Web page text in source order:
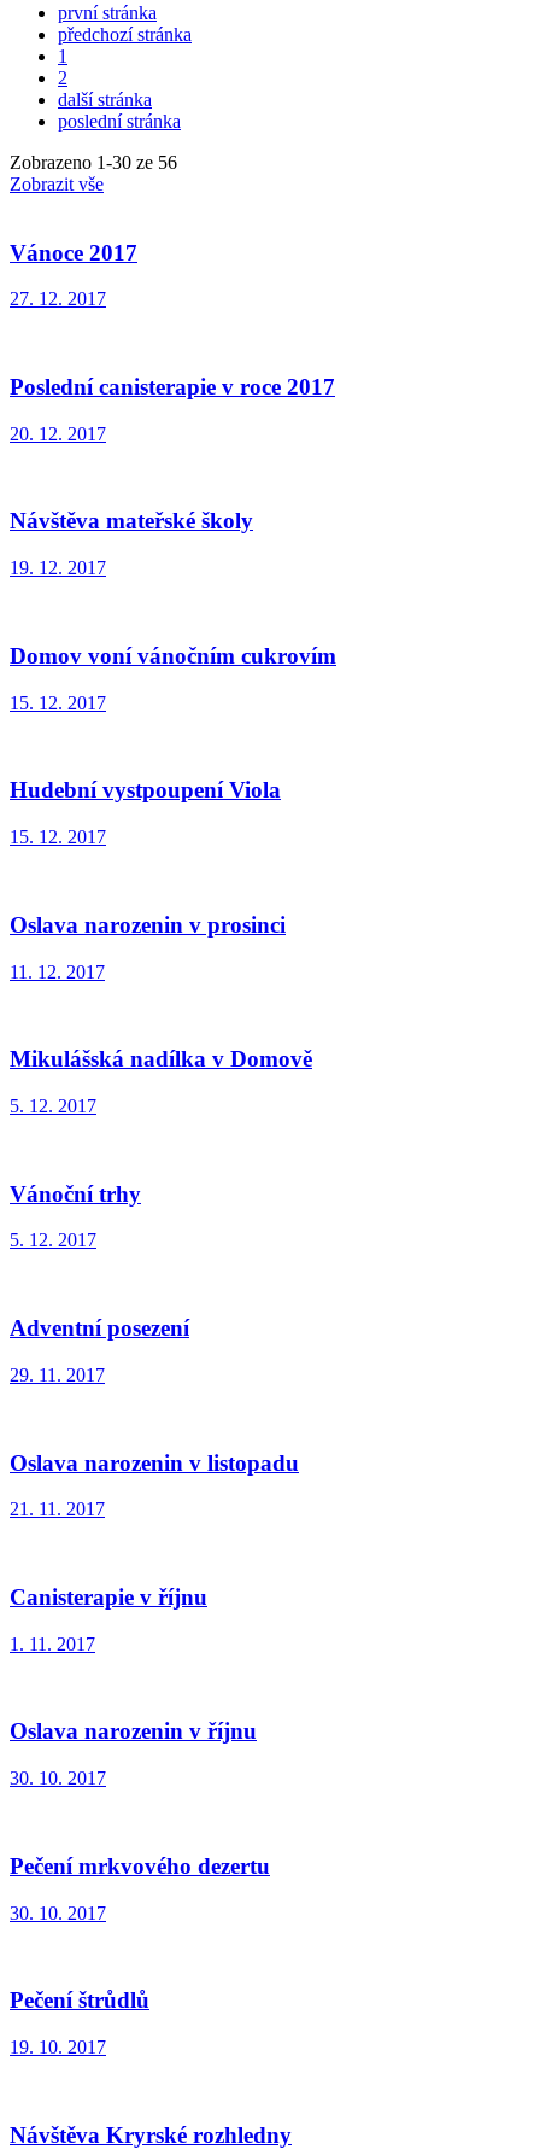
první stránka
předchozí stránka
1
2
další stránka
poslední stránka
Zobrazeno 1-30 ze 56
Zobrazit vše
Vánoce 2017
27. 12. 2017
Poslední canisterapie v roce 2017
20. 12. 2017
Návštěva mateřské školy
19. 12. 2017
Domov voní vánočním cukrovím
15. 12. 2017
Hudební vystpoupení Viola
15. 12. 2017
Oslava narozenin v prosinci
11. 12. 2017
Mikulášská nadílka v Domově
5. 12. 2017
Vánoční trhy
5. 12. 2017
Adventní posezení
29. 11. 2017
Oslava narozenin v listopadu
21. 11. 2017
Canisterapie v říjnu
1. 11. 2017
Oslava narozenin v říjnu
30. 10. 2017
Pečení mrkvového dezertu
30. 10. 2017
Pečení štrůdlů
19. 10. 2017
Návštěva Kryrské rozhledny